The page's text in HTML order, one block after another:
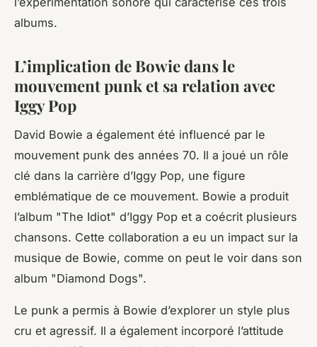
albums.
L’implication de Bowie dans le
mouvement punk et sa relation avec
Iggy Pop
David Bowie a également été influencé par le
mouvement punk des années 70. Il a joué un rôle
clé dans la carrière d’Iggy Pop, une figure
emblématique de ce mouvement. Bowie a produit
l’album "The Idiot" d’Iggy Pop et a coécrit plusieurs
chansons. Cette collaboration a eu un impact sur la
musique de Bowie, comme on peut le voir dans son
album "Diamond Dogs".
Le punk a permis à Bowie d’explorer un style plus
cru et agressif. Il a également incorporé l’attitude